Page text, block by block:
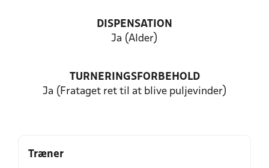
DISPENSATION
Ja (Alder)
TURNERINGSFORBEHOLD
Ja (Frataget ret til at blive puljevinder)
Træner